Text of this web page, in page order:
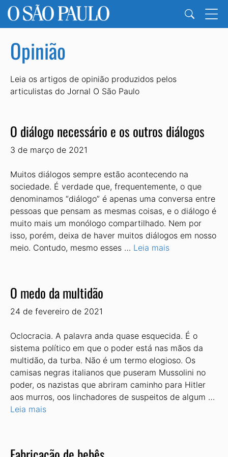
Opinião
Leia os artigos de opinião produzidos pelos
articulistas do Jornal O São Paulo
O diálogo necessário e os outros diálogos
3 de março de 2021
Muitos diálogos sempre estão acontecendo na
sociedade. É verdade que, frequentemente, o que
denominamos “diálogo” é apenas uma conversa entre
pessoas que pensam as mesmas coisas, e o diálogo é
muito mais um monólogo compartilhado. Nem por
isso, porém, deixa de haver muitos diálogos em nosso
meio. Contudo, mesmo esses … Leia mais
O medo da multidão
24 de fevereiro de 2021
Oclocracia. A palavra anda quase esquecida. É o
sistema político em que o poder está nas mãos da
multidão, da turba. Não é um termo elogioso. Os
camisas negras italianos que puseram Mussolini no
poder, os nazistas que abriram caminho para Hitler
aos murros, oos linchadores de suspeitos de algum …
Leia mais